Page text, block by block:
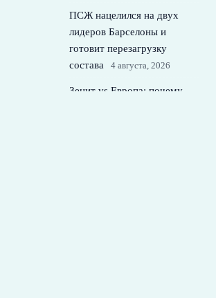
ПСЖ нацелился на двух
лидеров Барселоны и
готовит перезагрузку
состава
4 августа, 2026
Зенит vs Европа: почему